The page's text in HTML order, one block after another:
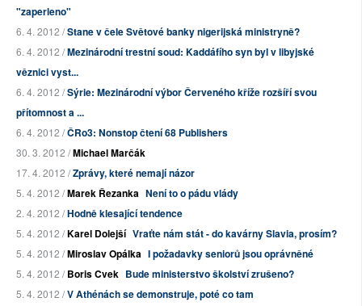
"zaperleno"
6. 4. 2012 /Stane v čele Světové banky nigerijská ministryně?
6. 4. 2012 /Mezinárodní trestní soud: Kaddáfího syn byl v libyjské
věznici vyst...
6. 4. 2012 /Sýrie: Mezinárodní výbor Červeného kříže rozšíří svou
přítomnost a ...
6. 4. 2012 /ČRo3: Nonstop čtení 68 Publishers
30. 3. 2012 /Michael Marčák
17. 4. 2012 /Zprávy, které nemají názor
5. 4. 2012 /Marek Řezanka Není to o pádu vlády
2. 4. 2012 /Hodně klesající tendence
5. 4. 2012 /Karel Dolejší Vraťte nám stát - do kavárny Slavia, prosím?
5. 4. 2012 /Miroslav Opálka I požadavky seniorů jsou oprávněné
5. 4. 2012 /Boris Cvek Bude ministerstvo školství zrušeno?
5. 4. 2012 /V Athénách se demonstruje, poté co tam